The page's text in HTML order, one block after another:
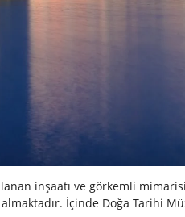
inşaatı ve görkemli
İçinde Doğa Tarihi